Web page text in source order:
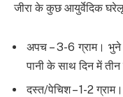
जीरा के कुछ आयुर्वेदिक
अपच – 3-6 ग्राम। भुने
पानी के साथ दिन में तीन
दस्त/पेचिश – 1-2